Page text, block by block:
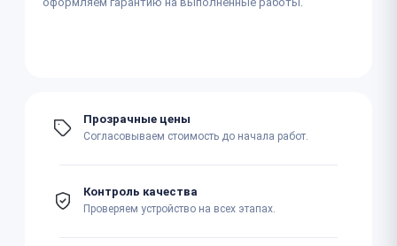
Прозрачные цены
Согласовываем стоимость до начала работ.
Контроль качества
Проверяем устройство на всех этапах.